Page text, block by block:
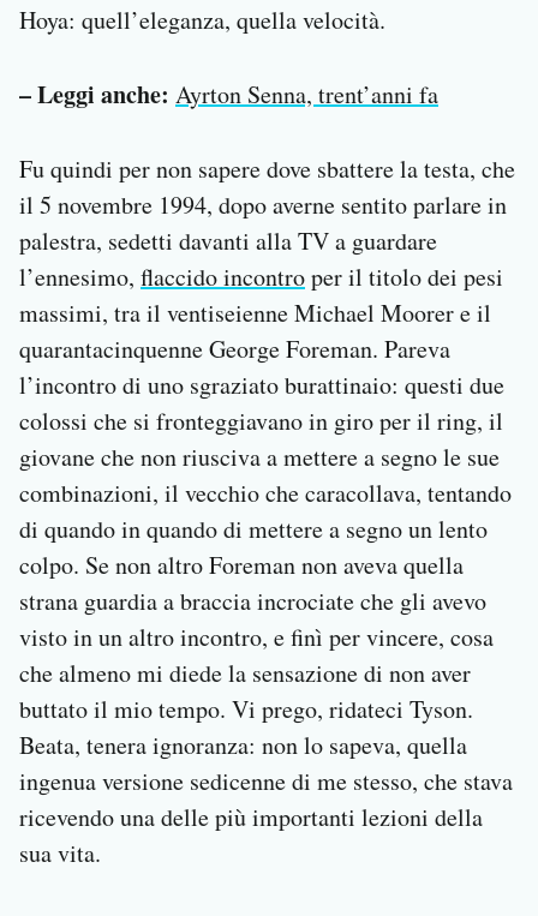
Hoya: quell’eleganza, quella velocità.
– Leggi anche: Ayrton Senna, trent’anni fa
Fu quindi per non sapere dove sbattere la testa, che
il 5 novembre 1994, dopo averne sentito parlare in
palestra, sedetti davanti alla TV a guardare
l’ennesimo, flaccido incontroper il titolo dei pesi
massimi, tra il ventiseienne Michael Moorer e il
quarantacinquenne George Foreman. Pareva
l’incontro di uno sgraziato burattinaio: questi due
colossi che si fronteggiavano in giro per il ring, il
giovane che non riusciva a mettere a segno le sue
combinazioni, il vecchio che caracollava, tentando
di quando in quando di mettere a segno un lento
colpo. Se non altro Foreman non aveva quella
strana guardia a braccia incrociate che gli avevo
visto in un altro incontro, e finì per vincere, cosa
che almeno mi diede la sensazione di non aver
buttato il mio tempo. Vi prego, ridateci Tyson.
Beata, tenera ignoranza: non lo sapeva, quella
ingenua versione sedicenne di me stesso, che stava
ricevendo una delle più importanti lezioni della
sua vita.